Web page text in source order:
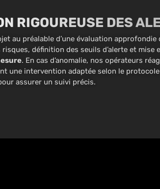
RIGOUREUSE DES
au préalable d’une évaluation
définition des seuils d’alerte et mise
. En cas d’anomalie, nos opérateurs
une intervention adaptée selon le
assurer un suivi précis.